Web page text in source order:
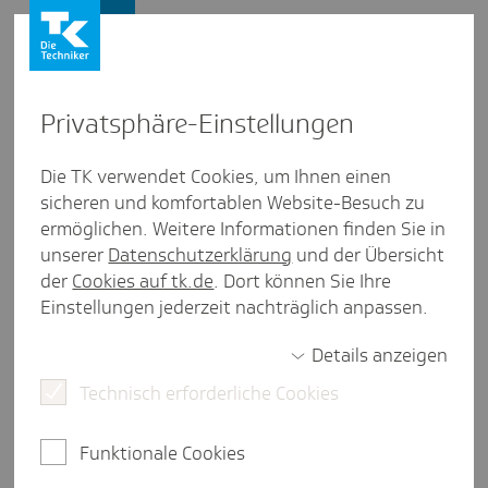
TK-Chef Baas zur Notfall­re­form:
“End­lich deut­liche Verbes­se­
rungen in Sicht”
Pres­se­mit­tei­lung
Presse und Politik Medizinische Versorgung
Hamburg, 7. November 2025.Zum bekannt
Notfallreform sagt Dr. Jens Baas,
Privat­sphäre-Einstel­lungen
Die TK verwendet Cookies, um Ihnen einen
sicheren und komfortablen Website-Besuch zu
ermöglichen. Weitere Informationen finden Sie in
unserer Datenschutzerklärung und der Übersicht
der Cookies auf tk.de. Dort können Sie Ihre
Einstellungen jederzeit nachträglich anpassen.
Details anzeigen
Technisch erforderliche Cookies
Funktionale Cookies